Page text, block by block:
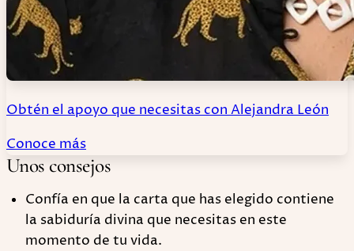
Obtén el apoyo que necesitas con Alejandra León
Conoce más
Unos consejos
Confía en que la carta que has elegido contiene
la sabiduría divina que necesitas en este
momento de tu vida.